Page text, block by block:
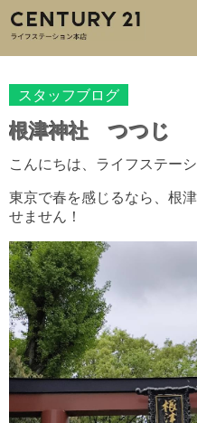
スタッフブログ
根津神社 つつじ
こんにちは、ライフステー
東京で春を感じるなら、根
せません！